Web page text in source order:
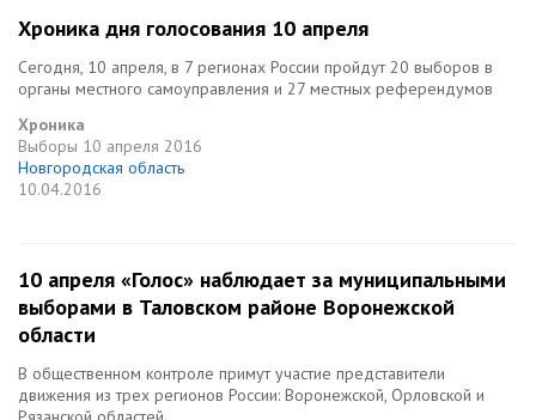
Хроника дня голосования 10 апреля
Сегодня, 10 апреля, в 7 регионах России пройдут 20 выборов в
органы местного самоуправления и 27 местных референдумов
Хроника
Выборы 10 апреля 2016
Новгородская область
10.04.2016
10 апреля «Голос» наблюдает за муниципальными
выборами в Таловском районе Воронежской
области
В общественном контроле примут участие представители
движения из трех регионов России: Воронежской, Орловской и